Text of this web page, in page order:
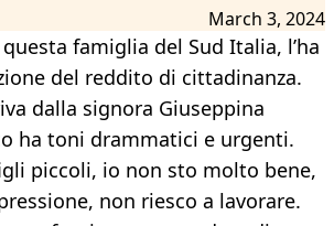
March 3, 2024
famiglia del Sud Italia, l’ha
del reddito di cittadinanza.
dalla signora Giuseppina
ha toni drammatici e urgenti.
piccoli, io non sto molto bene,
non riesco a lavorare.